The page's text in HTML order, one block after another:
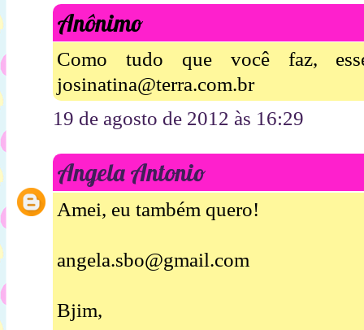
Anônimo
Como tudo que você faz,
josinatina@terra.com.br
19 de agosto de 2012 às 16:29
Angela Antonio
Amei, eu também quero!
angela.sbo@gmail.com
Bjim,